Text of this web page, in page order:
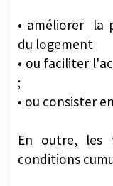
• améliorer la
du logement
• ou faciliter
;
• ou consister
En outre, les
conditions